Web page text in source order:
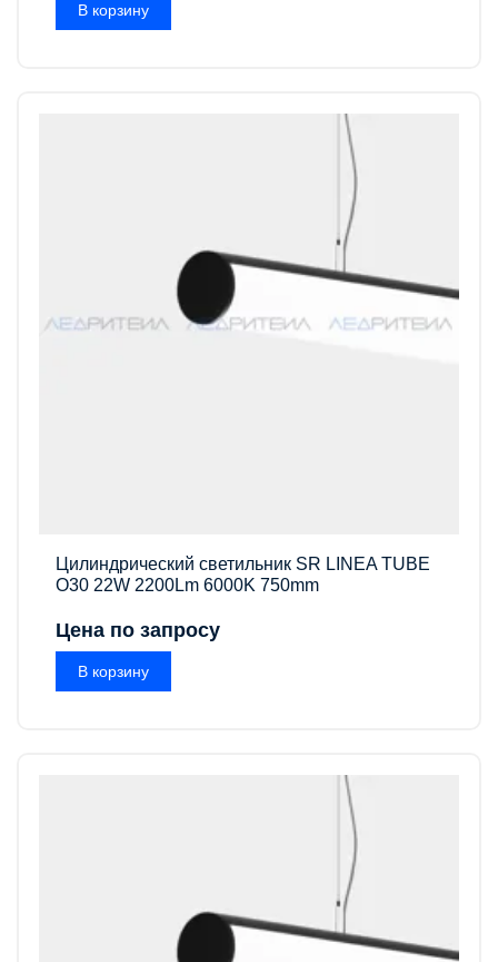
В корзину
Цилиндрический светильник SR LINEA TUBE
O30 22W 2200Lm 6000K 750mm
Цена по запросу
В корзину